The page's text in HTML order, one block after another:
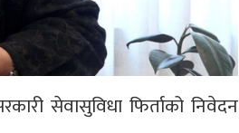
सेवासुविधा फिर्ताको निवेदन